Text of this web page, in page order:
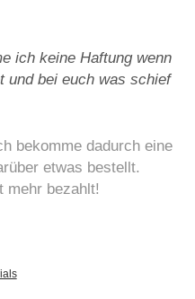
ich keine Haftung wenn
und bei euch was schief
bekomme dadurch eine
etwas bestellt.
mehr bezahlt!